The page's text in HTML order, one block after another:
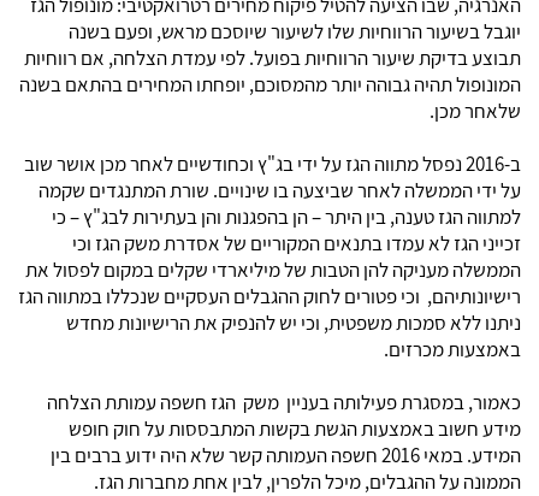
יוגבל בשיעור הרווחיות שלו לשיעור שיוסכם מראש, ופעם בשנה
תבוצע בדיקת שיעור הרווחיות בפועל. לפי עמדת הצלחה, אם רווחיות
המונופול תהיה גבוהה יותר מהמסוכם, יופחתו המחירים בהתאם בשנה
שלאחר מכן.
ב-2016 נפסל מתווה הגז על ידי בג"ץ וכחודשיים לאחר מכן אושר שוב
על ידי הממשלה לאחר שביצעה בו שינויים. שורת המתנגדים שקמה
למתווה הגז טענה, בין היתר – הן בהפגנות והן בעתירות לבג"ץ – כי
זכייני הגז לא עמדו בתנאים המקוריים של אסדרת משק הגז וכי
הממשלה מעניקה להן הטבות של מיליארדי שקלים במקום לפסול את
רישיונותיהם, וכי פטורים לחוק ההגבלים העסקיים שנכללו במתווה הגז
ניתנו ללא סמכות משפטית, וכי יש להנפיק את הרישיונות מחדש
באמצעות מכרזים.
כאמור, במסגרת פעילותה בעניין משק הגז חשפה עמותת הצלחה
מידע חשוב באמצעות הגשת בקשות המתבססות על חוק חופש
המידע. במאי 2016 חשפה העמותה קשר שלא היה ידוע ברבים בין
הממונה על ההגבלים, מיכל הלפרין, לבין אחת מחברות הגז.